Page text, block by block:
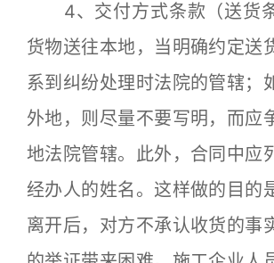
4、交付方式条款（送货
货物送往本地，当明确约定送
系到纠纷处理时法院的管辖；
外地，则尽量不要写明，而应
地法院管辖。此外，合同中应
经办人的姓名。这样做的目的
离开后，对方不承认收货的事